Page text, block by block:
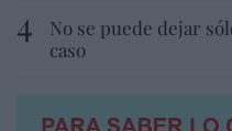
No se puede dejar
caso